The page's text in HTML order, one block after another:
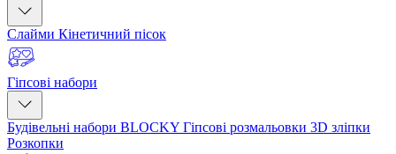
Слайми Кінетичний пісок
Гіпсові набори
Будівельні набори BLOCKY Гіпсові розмальовки 3D зліпки
Розкопки